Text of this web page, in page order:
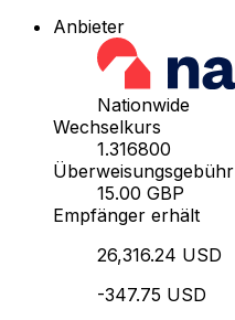
Anbieter
Nationwide
Wechselkurs
1.316800
Überweisungsgebühr
15.00 GBP
Empfänger erhält
26,316.24 USD
-347.75 USD